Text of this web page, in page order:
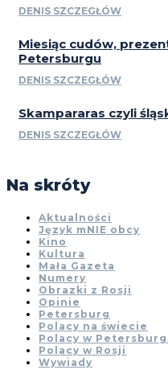
DENIS SZCZEGŁÓW
Miesiąc cudów,
Petersburgu
DENIS SZCZEGŁÓW
Skampararas czyli
DENIS SZCZEGŁÓW
Na skróty
Aktualności
Język mNIE obcy
Kino
Kultura
Mała Gazeta
Numery
Obrazki z Rosji
Opinie
Petersburg
Polacy na świecie
Polacy w
Polacy w Rosji
Wywiady